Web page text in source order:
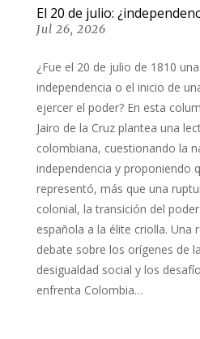
El 20 de julio:
Jul 26, 2026
¿Fue el 20 de julio de 1810
independencia o el inicio de
ejercer el poder? En esta
Jairo de la Cruz plantea una
colombiana, cuestionando la
independencia y proponiendo
representó, más que una
colonial, la transición del
española a la élite criolla. Una
debate sobre los orígenes de
desigualdad social y los
enfrenta Colombia…